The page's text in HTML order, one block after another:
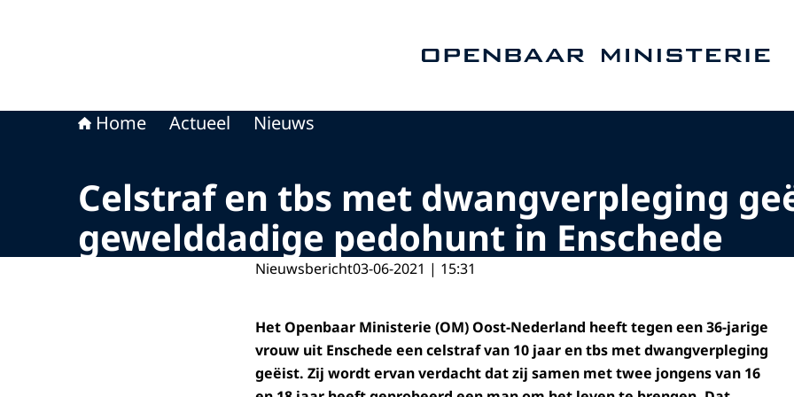
Home Actueel Nieuws
Celstraf en tbs met dwangverpleging
gewelddadige pedohunt in Enschede
Nieuwsbericht03-06-2021 | 15:31
Het Openbaar Ministerie (OM) Oost-Nederland heeft tegen een 36-jarige
vrouw uit Enschede een celstraf van 10 jaar en tbs met dwangverpleging
geëist. Zij wordt ervan verdacht dat zij samen met twee jongens van 16